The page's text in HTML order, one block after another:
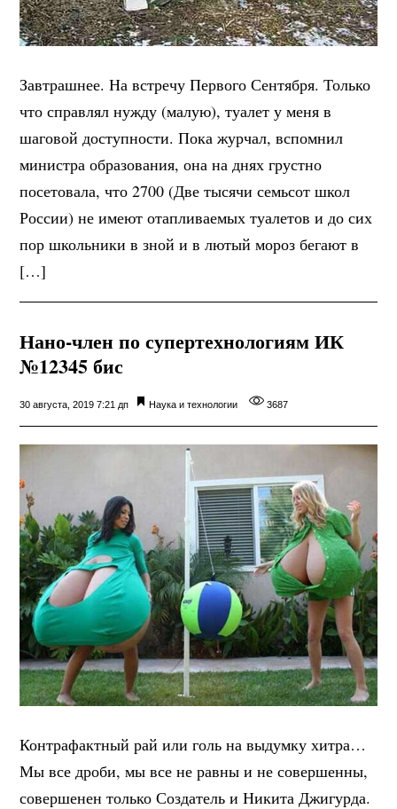
Завтрашнее. На встречу Первого Сентября. Только
что справлял нужду (малую), туалет у меня в
шаговой доступности. Пока журчал, вспомнил
министра образования, она на днях грустно
посетовала, что 2700 (Две тысячи семьсот школ
России) не имеют отапливаемых туалетов и до сих
пор школьники в зной и в лютый мороз бегают в
[…]
Нано-член по супертехнологиям ИК
№12345 бис
30 августа, 2019 7:21 дп Наука и технологии 3687
Контрафактный рай или голь на выдумку хитра…
Мы все дроби, мы все не равны и не совершенны,
совершенен только Создатель и Никита Джигурда.